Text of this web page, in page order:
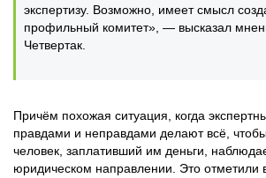
экспертизу. Возможно, имеет смысл
профильный комитет», — высказал
Четвертак.
Причём похожая ситуация, когда
правдами и неправдами делают всё,
человек, заплативший им деньги,
юридическом направлении. Это отметили